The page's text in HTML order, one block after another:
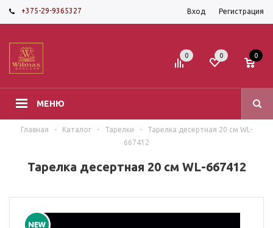
+375-29-9365327 Вход Регистрация
МЕНЮ
0 0 0
Главная - Каталог - Тарелки -
Тарелка десертная 20 см WL-
667412
Тарелка десертная 20 см WL-667412